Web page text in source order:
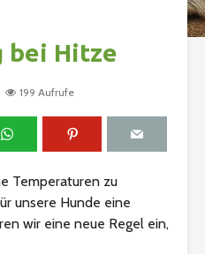
bei Hitze
199 Aufrufe
Temperaturen zu
unsere Hunde eine
wir eine neue Regel ein,